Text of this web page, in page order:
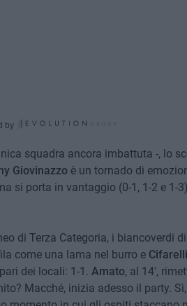
by
squadra ancora imbattuta -, lo
Giovinazzoè un tornado di
si porta in vantaggio (0-1, 1-2 e 1-
di Terza Categoria, i biancoverdi di
come una lama nel burro eCifarelli
dei locali: 1-1. Amato, al 14',
Macché, inizia adesso il party.